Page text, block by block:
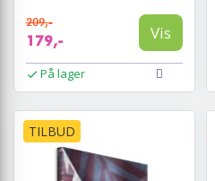
209,-
179,- Vis
På lager
TILBUD